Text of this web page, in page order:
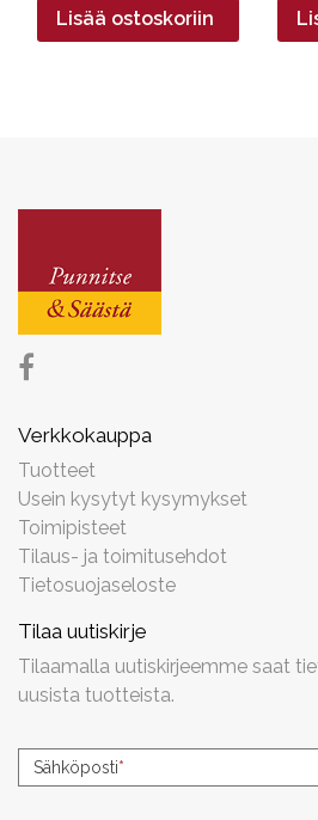
Lisää ostoskoriin
Verkkokauppa
Tuotteet
Usein kysytyt kysymykset
Toimipisteet
Tilaus- ja toimitusehdot
Tietosuojaseloste
Tilaa uutiskirje
Tilaamalla uutiskirjeemme saat
uusista tuotteista.
Uutiskirjeen
tilaus
Sähköposti*